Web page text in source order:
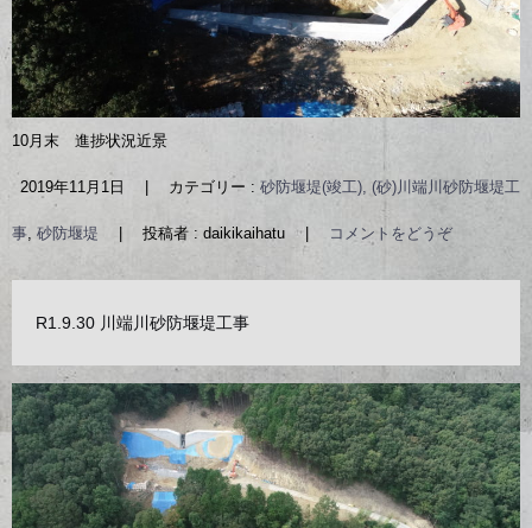
10月末 進捗状況近景
2019年11月1日 カテゴリー : 砂防堰堤(竣工), (砂)川端川砂防堰堤工
事 砂防堰堤 投稿者 : daikikaihatu コメントをどうぞ
R1.9.30 川端川砂防堰堤工事